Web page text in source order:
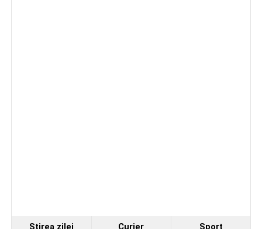
Ştirea zilei Curier Sport